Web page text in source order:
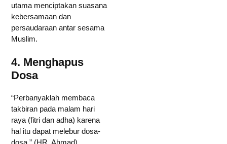
utama menciptakan suasana
kebersamaan dan
persaudaraan antar sesama
Muslim.
4. Menghapus
Dosa
“Perbanyaklah membaca
takbiran pada malam hari
raya (fitri dan adha) karena
hal itu dapat melebur dosa-